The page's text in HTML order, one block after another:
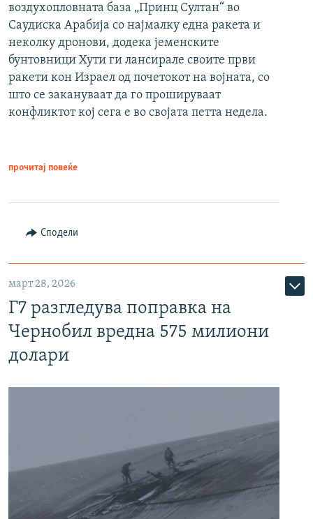
воздухопловната база „Принц Султан“ во
Саудиска Арабија со најмалку една ракета и
неколку дронови, додека јеменските
бунтовници Хути ги лансирале своите први
ракети кон Израел од почетокот на војната, со
што се закануваат да го прошируваат
конфликтот кој сега е во својата петта недела.
прочитај повеќе
Сподели
март 28, 2026
Г7 разгледува поправка на
Чернобил вредна 575 милиони
долари